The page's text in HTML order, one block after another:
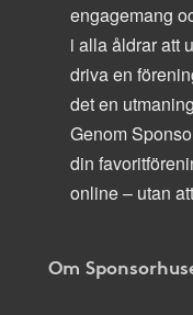
engagemang
i alla åldrar att
driva en
det en
Genom
din
online – utan
Om